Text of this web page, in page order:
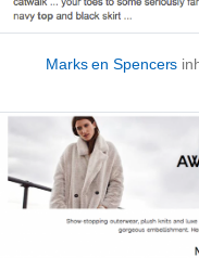
Marks en Spencers